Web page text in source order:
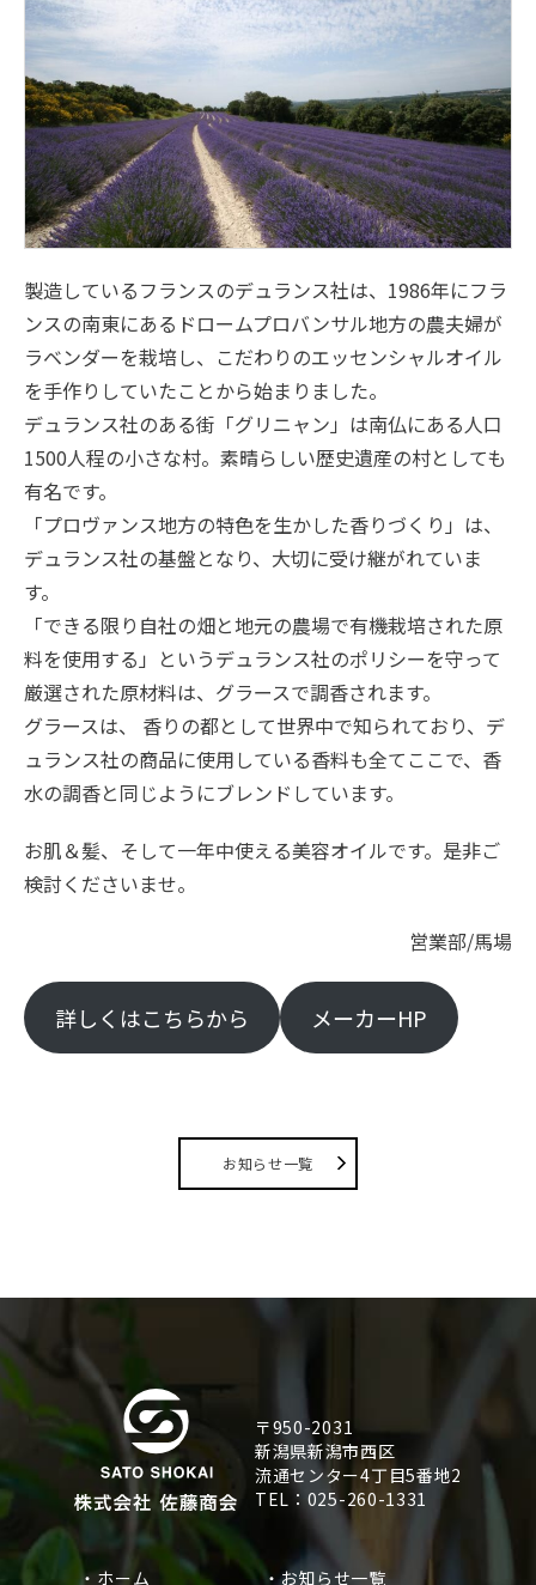
製造しているフランスのデュランス社は、1986年にフラ
ンスの南東にあるドロームプロバンサル地方の農夫婦が
ラベンダーを栽培し、こだわりのエッセンシャルオイル
を手作りしていたことから始まりました。
デュランス社のある街「グリニャン」は南仏にある人口
1500人程の小さな村。素晴らしい歴史遺産の村としても
有名です。
「プロヴァンス地方の特色を生かした香りづくり」は、
デュランス社の基盤となり、大切に受け継がれていま
す。
「できる限り自社の畑と地元の農場で有機栽培された原
料を使用する」というデュランス社のポリシーを守って
厳選された原材料は、グラースで調香されます。
グラースは、 香りの都として世界中で知られており、デ
ュランス社の商品に使用している香料も全てここで、香
水の調香と同じようにブレンドしています。
お肌＆髪、そして一年中使える美容オイルです。是非ご
検討くださいませ。
営業部/馬場
詳しくはこちらから メーカーHP
お知らせ一覧
〒950-2031
新潟県新潟市西区
流通センター4丁目5番地2
TEL：025-260-1331
・ホーム ・お知らせ一覧